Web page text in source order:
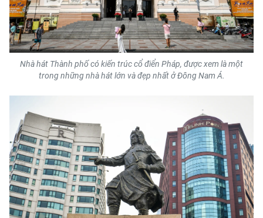
Nhà hát Thành phố có kiến trúc cổ điển Pháp, được xem là một
trong những nhà hát lớn và đẹp nhất ở Đông Nam Á.